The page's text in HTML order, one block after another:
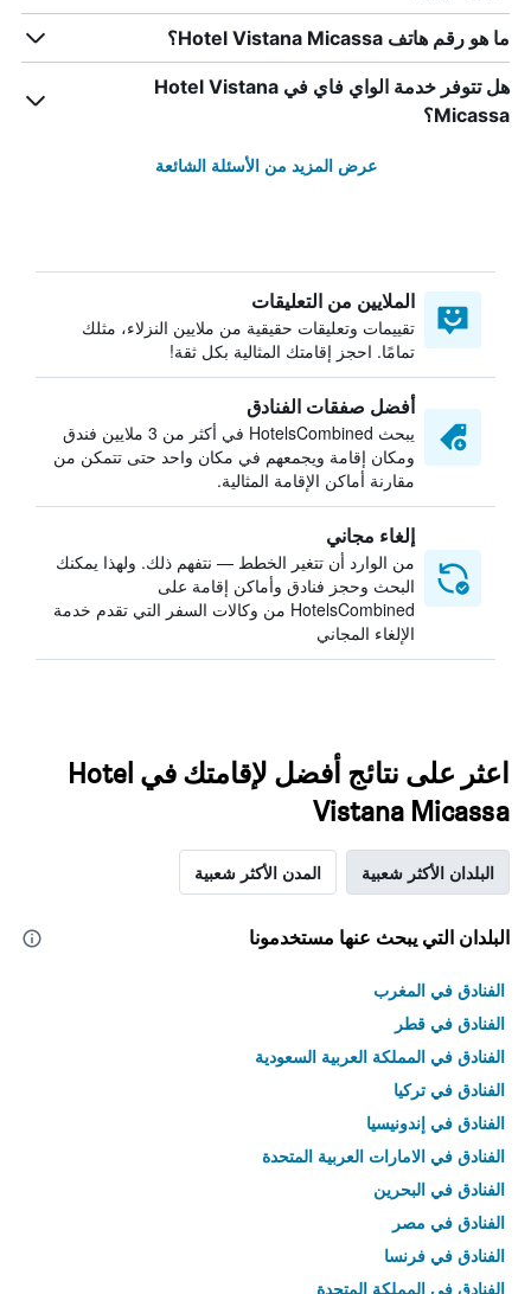
ما هو رقم هاتف Hotel Vistana Micassa؟
هل تتوفر خدمة الواي فاي في Hotel Vistana
Micassa؟
عرض المزيد من الأسئلة الشائعة
الملايين من التعليقات
تقييمات وتعليقات حقيقية من ملايين النزلاء، مثلك
تمامًا. احجز إقامتك المثالية بكل ثقة!
أفضل صفقات الفنادق
يبحث HotelsCombined في أكثر من 3 ملايين فندق
ومكان إقامة ويجمعهم في مكان واحد حتى تتمكن من
مقارنة أماكن الإقامة المثالية.
إلغاء مجاني
من الوارد أن تتغير الخطط — نتفهم ذلك. ولهذا يمكنك
البحث وحجز فنادق وأماكن إقامة على
HotelsCombined من وكالات السفر التي تقدم خدمة
الإلغاء المجاني
اعثر على نتائج أفضل لإقامتك في Hotel
Vistana Micassa
البلدان الأكثر شعبية المدن الأكثر شعبية
البلدان التي يبحث عنها مستخدمونا
الفنادق في المغرب
الفنادق في قطر
الفنادق في المملكة العربية السعودية
الفنادق في تركيا
الفنادق في إندونيسيا
الفنادق في الامارات العربية المتحدة
الفنادق في البحرين
الفنادق في مصر
الفنادق في فرنسا
الفنادق في المملكة المتحدة